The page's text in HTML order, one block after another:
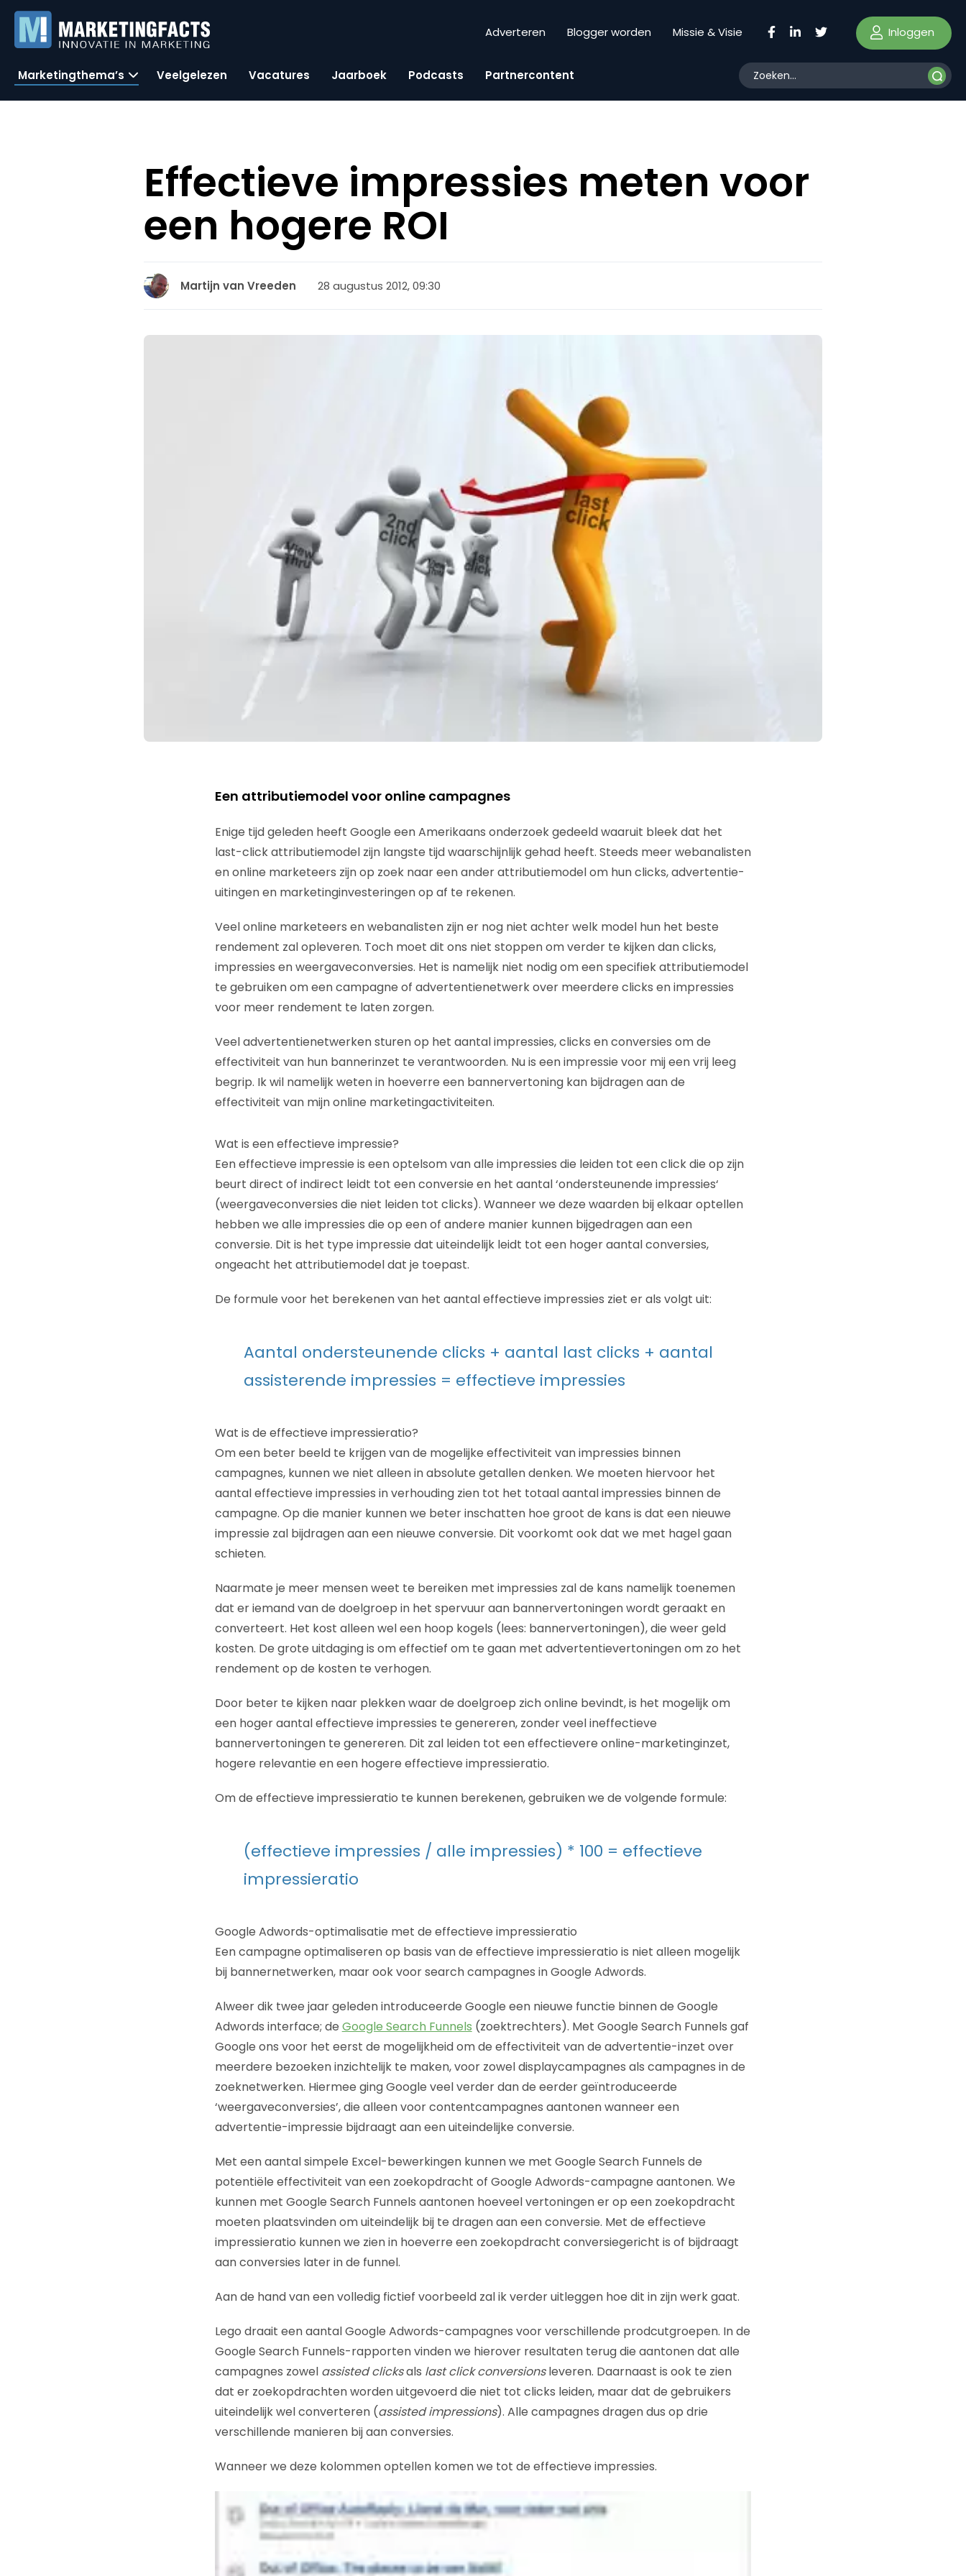
Adverteren Blogger worden Missie & Visie Inloggen
Marketingthema’s Veelgelezen Vacatures Jaarboek Podcasts Partnercontent
Effectieve impressies meten voor
een hogere ROI
Martijn van Vreeden 28 augustus 2012, 09:30
Een attributiemodel voor online campagnes
Enige tijd geleden heeft Google een Amerikaans onderzoek gedeeld waaruit bleek dat het
last-click attributiemodel zijn langste tijd waarschijnlijk gehad heeft. Steeds meer webanalisten
en online marketeers zijn op zoek naar een ander attributiemodel om hun clicks, advertentie-
uitingen en marketinginvesteringen op af te rekenen.
Veel online marketeers en webanalisten zijn er nog niet achter welk model hun het beste
rendement zal opleveren. Toch moet dit ons niet stoppen om verder te kijken dan clicks,
impressies en weergaveconversies. Het is namelijk niet nodig om een specifiek attributiemodel
te gebruiken om een campagne of advertentienetwerk over meerdere clicks en impressies
voor meer rendement te laten zorgen.
Veel advertentienetwerken sturen op het aantal impressies, clicks en conversies om de
effectiviteit van hun bannerinzet te verantwoorden. Nu is een impressie voor mij een vrij leeg
begrip. Ik wil namelijk weten in hoeverre een bannervertoning kan bijdragen aan de
effectiviteit van mijn online marketingactiviteiten.
Wat is een effectieve impressie?
Een effectieve impressie is een optelsom van alle impressies die leiden tot een click die op zijn
beurt direct of indirect leidt tot een conversie en het aantal ‘ondersteunende impressies‘
(weergaveconversies die niet leiden tot clicks). Wanneer we deze waarden bij elkaar optellen
hebben we alle impressies die op een of andere manier kunnen bijgedragen aan een
conversie. Dit is het type impressie dat uiteindelijk leidt tot een hoger aantal conversies,
ongeacht het attributiemodel dat je toepast.
De formule voor het berekenen van het aantal effectieve impressies ziet er als volgt uit:
Aantal ondersteunende clicks + aantal last clicks + aantal
assisterende impressies = effectieve impressies
Wat is de effectieve impressieratio?
Om een beter beeld te krijgen van de mogelijke effectiviteit van impressies binnen
campagnes, kunnen we niet alleen in absolute getallen denken. We moeten hiervoor het
aantal effectieve impressies in verhouding zien tot het totaal aantal impressies binnen de
campagne. Op die manier kunnen we beter inschatten hoe groot de kans is dat een nieuwe
impressie zal bijdragen aan een nieuwe conversie. Dit voorkomt ook dat we met hagel gaan
schieten.
Naarmate je meer mensen weet te bereiken met impressies zal de kans namelijk toenemen
dat er iemand van de doelgroep in het spervuur aan bannervertoningen wordt geraakt en
converteert. Het kost alleen wel een hoop kogels (lees: bannervertoningen), die weer geld
kosten. De grote uitdaging is om effectief om te gaan met advertentievertoningen om zo het
rendement op de kosten te verhogen.
Door beter te kijken naar plekken waar de doelgroep zich online bevindt, is het mogelijk om
een hoger aantal effectieve impressies te genereren, zonder veel ineffectieve
bannervertoningen te genereren. Dit zal leiden tot een effectievere online-marketinginzet,
hogere relevantie en een hogere effectieve impressieratio.
Om de effectieve impressieratio te kunnen berekenen, gebruiken we de volgende formule:
(effectieve impressies / alle impressies) * 100 = effectieve
impressieratio
Google Adwords-optimalisatie met de effectieve impressieratio
Een campagne optimaliseren op basis van de effectieve impressieratio is niet alleen mogelijk
bij bannernetwerken, maar ook voor search campagnes in Google Adwords.
Alweer dik twee jaar geleden introduceerde Google een nieuwe functie binnen de Google
Adwords interface; de Google Search Funnels (zoektrechters). Met Google Search Funnels gaf
Google ons voor het eerst de mogelijkheid om de effectiviteit van de advertentie-inzet over
meerdere bezoeken inzichtelijk te maken, voor zowel displaycampagnes als campagnes in de
zoeknetwerken. Hiermee ging Google veel verder dan de eerder geïntroduceerde
‘weergaveconversies’, die alleen voor contentcampagnes aantonen wanneer een
advertentie-impressie bijdraagt aan een uiteindelijke conversie.
Met een aantal simpele Excel-bewerkingen kunnen we met Google Search Funnels de
potentiële effectiviteit van een zoekopdracht of Google Adwords-campagne aantonen. We
kunnen met Google Search Funnels aantonen hoeveel vertoningen er op een zoekopdracht
moeten plaatsvinden om uiteindelijk bij te dragen aan een conversie. Met de effectieve
impressieratio kunnen we zien in hoeverre een zoekopdracht conversiegericht is of bijdraagt
aan conversies later in de funnel.
Aan de hand van een volledig fictief voorbeeld zal ik verder uitleggen hoe dit in zijn werk gaat.
Lego draait een aantal Google Adwords-campagnes voor verschillende prodcutgroepen. In de
Google Search Funnels-rapporten vinden we hierover resultaten terug die aantonen dat alle
campagnes zowel assisted clicksals last click conversionsleveren. Daarnaast is ook te zien
dat er zoekopdrachten worden uitgevoerd die niet tot clicks leiden, maar dat de gebruikers
uiteindelijk wel converteren (assisted impressions). Alle campagnes dragen dus op drie
verschillende manieren bij aan conversies.
Wanneer we deze kolommen optellen komen we tot de effectieve impressies.